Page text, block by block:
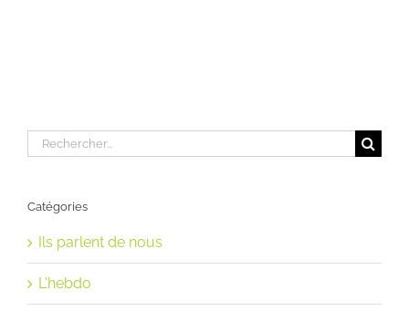
Rechercher:
Catégories
Ils parlent de nous
L'hebdo